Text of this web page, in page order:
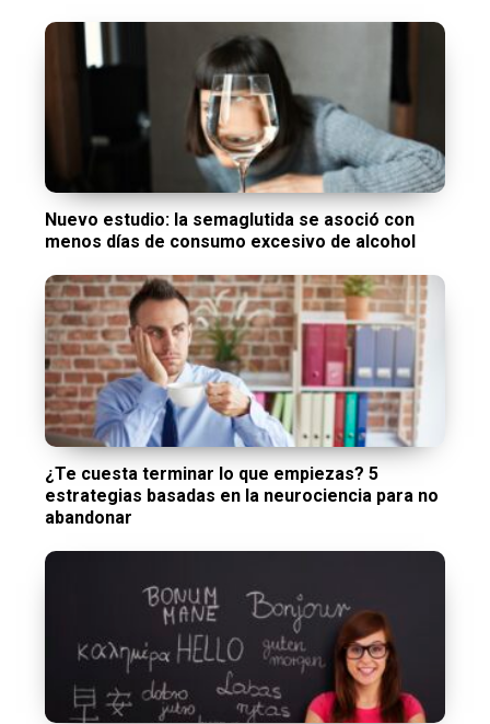
Nuevo estudio: la semaglutida se asoció con
menos días de consumo excesivo de alcohol
¿Te cuesta terminar lo que empiezas? 5
estrategias basadas en la neurociencia para no
abandonar